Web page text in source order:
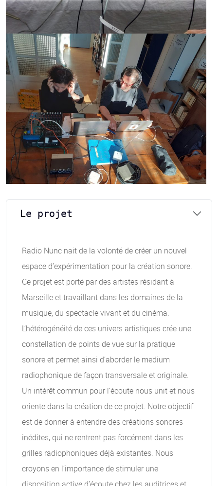
Le projet
Radio Nunc nait de la volonté de créer un nouvel
espace d’expérimentation pour la création sonore.
Ce projet est porté par des artistes résidant à
Marseille et travaillant dans les domaines de la
musique, du spectacle vivant et du cinéma.
L’hétérogénéité de ces univers artistiques crée une
constellation de points de vue sur la pratique
sonore et permet ainsi d’aborder le medium
radiophonique de façon transversale et originale.
Un intérêt commun pour l’écoute nous unit et nous
oriente dans la création de ce projet. Notre objectif
est de donner à entendre des créations sonores
inédites, qui ne rentrent pas forcément dans les
grilles radiophoniques déjà existantes. Nous
croyons en l’importance de stimuler une